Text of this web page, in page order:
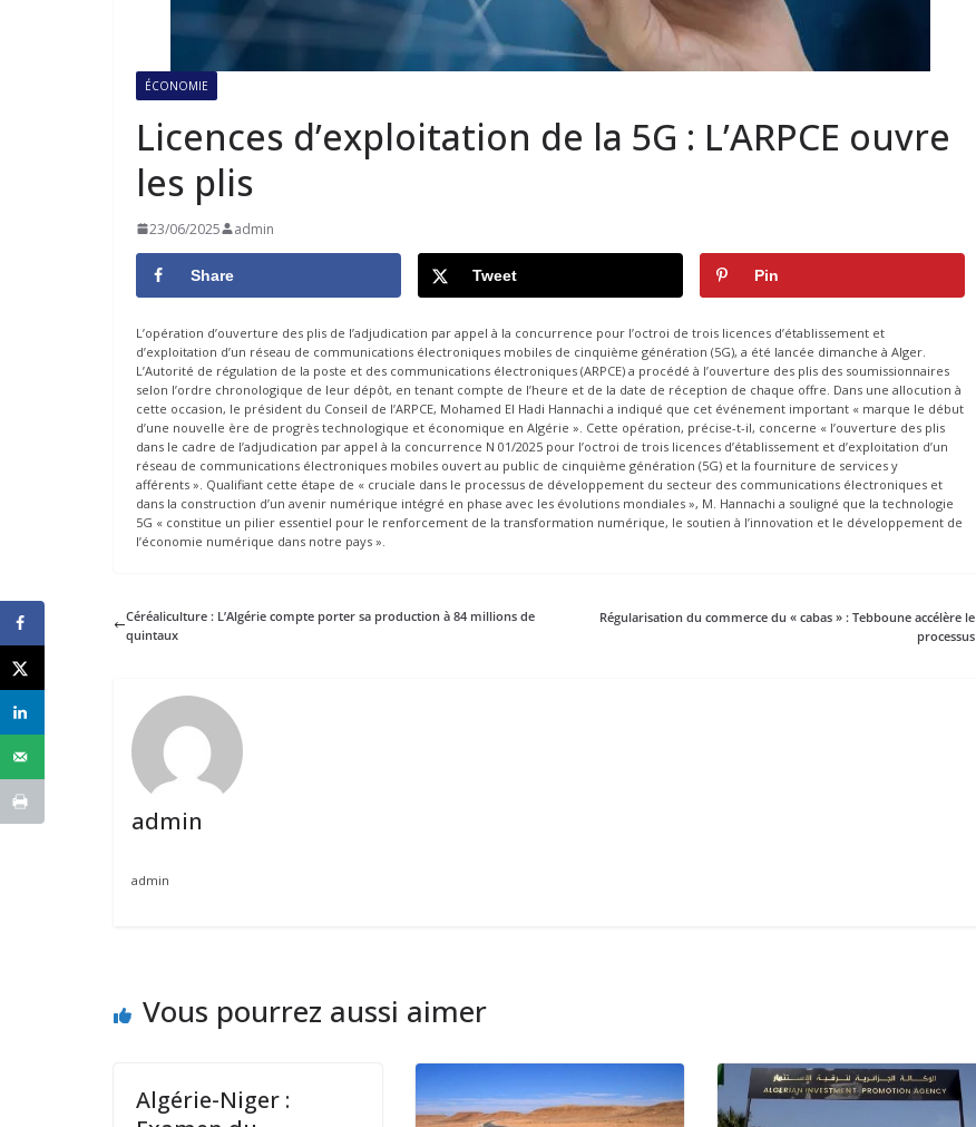
ÉCONOMIE
Licences d’exploitation de la 5G : L’ARPCE ouvre
les plis
23/06/2025 admin
Share Tweet Pin
L’opération d’ouverture des plis de l’adjudication par appel à la concurrence pour l’octroi de trois licences d’établissement et
d’exploitation d’un réseau de communications électroniques mobiles de cinquième génération (5G), a été lancée dimanche à Alger.
L’Autorité de régulation de la poste et des communications électroniques (ARPCE) a procédé à l’ouverture des plis des soumissionnaires
selon l’ordre chronologique de leur dépôt, en tenant compte de l’heure et de la date de réception de chaque offre. Dans une allocution à
cette occasion, le président du Conseil de l’ARPCE, Mohamed El Hadi Hannachi a indiqué que cet événement important « marque le début
d’une nouvelle ère de progrès technologique et économique en Algérie ». Cette opération, précise-t-il, concerne « l’ouverture des plis
dans le cadre de l’adjudication par appel à la concurrence N 01/2025 pour l’octroi de trois licences d’établissement et d’exploitation d’un
réseau de communications électroniques mobiles ouvert au public de cinquième génération (5G) et la fourniture de services y
afférents ». Qualifiant cette étape de « cruciale dans le processus de développement du secteur des communications électroniques et
dans la construction d’un avenir numérique intégré en phase avec les évolutions mondiales », M. Hannachi a souligné que la technologie
5G « constitue un pilier essentiel pour le renforcement de la transformation numérique, le soutien à l’innovation et le développement de
l’économie numérique dans notre pays ».
Céréaliculture : L’Algérie compte porter sa production à 84 millions de
quintaux
Régularisation du commerce du « cabas » : Tebboune accélère le
processus
admin
admin
Vous pourrez aussi aimer
Algérie-Niger :